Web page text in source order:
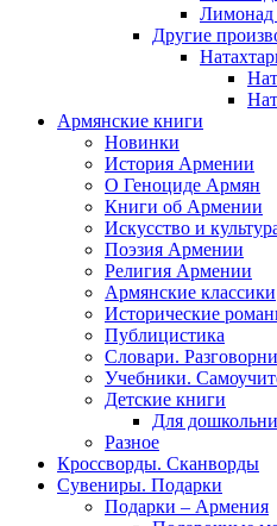
Другие
Армянские книги
Новинки
История Армении
О Геноциде Армян
Книги об Армении
Иcкусство и
Поэзия Армении
Религия Армении
Армянские классики
Исторические
Публицистика
Словари.
Учебники.
Детские книги
Для
Разное
Кроссворды. Сканворды
Сувениры. Подарки
Подарки – Армения